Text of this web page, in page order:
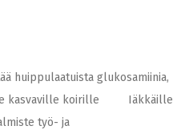
huippulaatuista glukosamiinia,
kasvaville koirille Iäkkäille
työ- ja